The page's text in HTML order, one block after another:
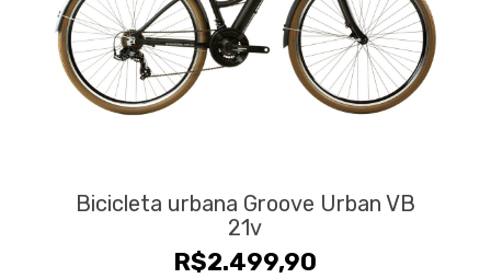
Bicicleta urbana Groove Urban VB
21v
R$2.499,90